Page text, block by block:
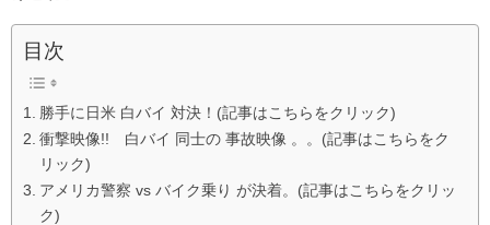
目次
勝手に日米 白バイ 対決！(記事はこちらをクリック)
衝撃映像!! 白バイ 同士の 事故映像 。。(記事はこちらをク
リック)
アメリカ警察 vs バイク乗り が決着。(記事はこちらをクリッ
ク)